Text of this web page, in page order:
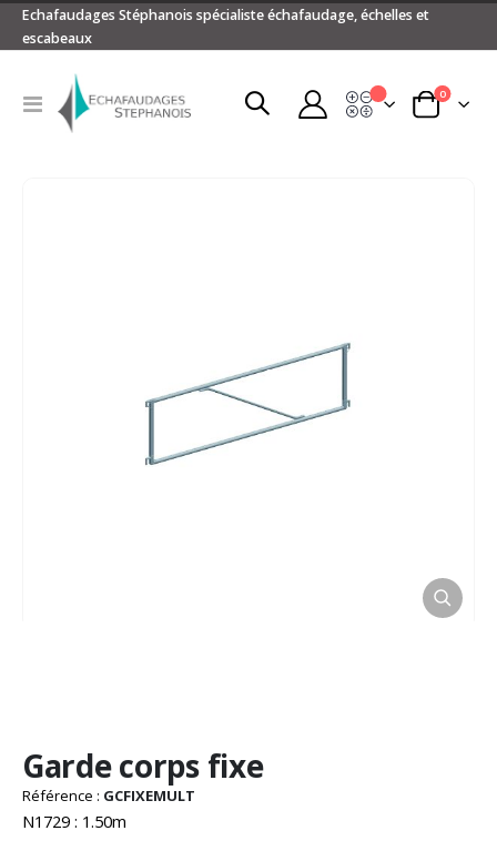
Echafaudages Stéphanois spécialiste échafaudage, échelles et
escabeaux
Basculer
Panier
0articles
Devis
au
début
de
la
Garde corps fixe
Référence : GCFIXEMULT
N1729 : 1.50m